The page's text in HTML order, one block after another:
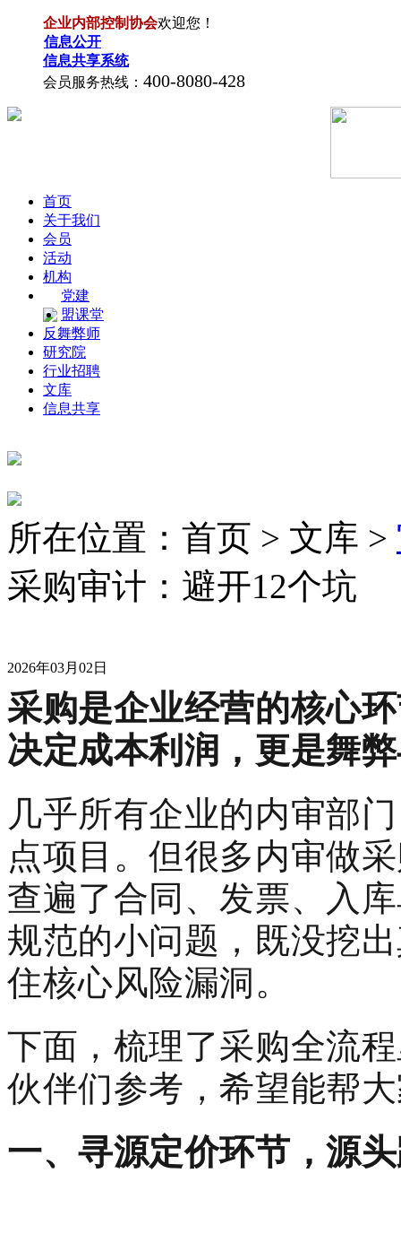
企业内部控制协会欢迎您！
信息公开
信息共享系统
会员服务热线： 400-8080-428
首页
关于我们
会员
活动
机构
党建
盟课堂
反舞弊师
研究院
行业招聘
文库
信息共享
所在位置：首页 > 文库 >
采购审计：避开12个坑
2026年03月02日
采购是企业经营的核心
决定成本利润，更是舞
几乎所有企业的内审部
点项目。但很多内审做
查遍了合同、发票、入
规范的小问题，既没挖
住核心风险漏洞。
下面，梳理了采购全流
伙伴们参考，希望能帮
一、寻源定价环节，源